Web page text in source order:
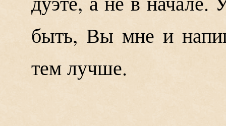
быть, Вы мне и
тем лучше.